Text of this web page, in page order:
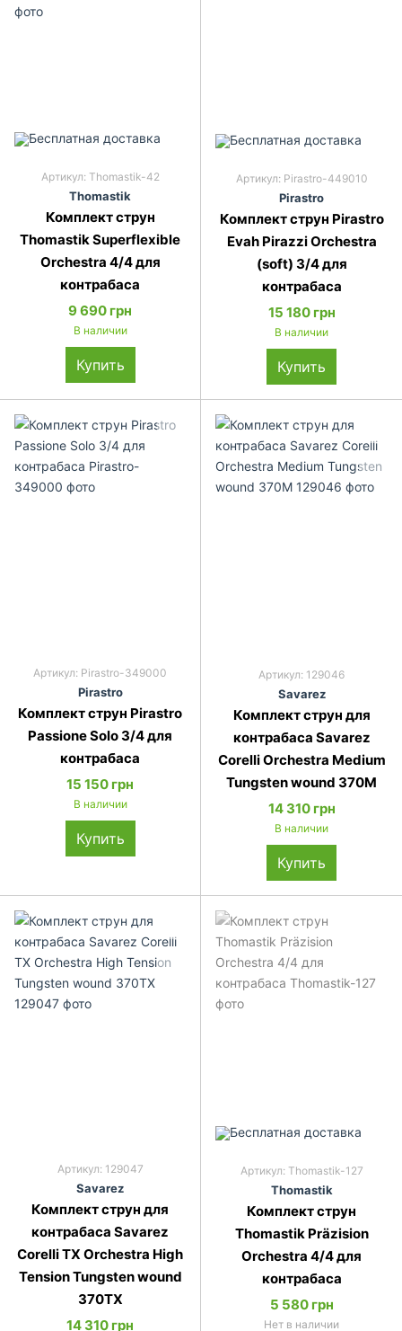
Артикул: Thomastik-42
Thomastik
Комплект струн
Thomastik Superflexible
Orchestra 4/4 для
контрабаса
9 690 грн
В наличии
Купить
Артикул: Pirastro-449010
Pirastro
Комплект струн Pirastro
Evah Pirazzi Orchestra
(soft) 3/4 для
контрабаса
15 180 грн
В наличии
Купить
Артикул: Pirastro-349000
Pirastro
Комплект струн Pirastro
Passione Solo 3/4 для
контрабаса
15 150 грн
В наличии
Купить
Артикул: 129046
Savarez
Комплект струн для
контрабаса Savarez
Corelli Orchestra Medium
Tungsten wound 370M
14 310 грн
В наличии
Купить
Артикул: 129047
Savarez
Комплект струн для
контрабаса Savarez
Corelli TX Orchestra High
Tension Tungsten wound
370TX
14 310 грн
Артикул: Thomastik-127
Thomastik
Комплект струн
Thomastik Präzision
Orchestra 4/4 для
контрабаса
5 580 грн
Нет в наличии